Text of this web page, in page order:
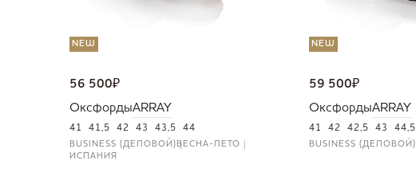
NEW
56 500₽
ОксфордыARRAY
41 41,5 42 43 43,5 44
BUSINESS (ДЕЛОВОЙ)ВЕСНА-ЛЕТО
ИСПАНИЯ
NEW
59 500₽
ОксфордыARRAY
41 42 42,5 43 44,5
BUSINESS (ДЕЛОВОЙ)